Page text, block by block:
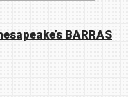
BARRAS